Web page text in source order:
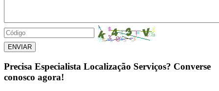
ENVIAR
Precisa Especialista Localização Serviços? Converse
conosco agora!